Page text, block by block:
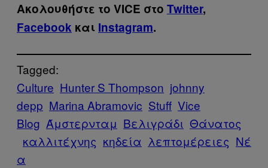
Ακολουθήστε το VICE στο Twitter,
Facebook και Instagram.
Tagged:
Culture Hunter S Thompson johnny
depp Marina Abramovic Stuff Vice
Blog Άμστερνταμ Βελιγράδι Θάνατος
καλλιτέχνης κηδεία λεπτομέρειες Νέ
α